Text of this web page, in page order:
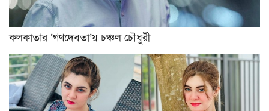
কলকাতার ‘গণদেবতা’য় চঞ্চল চৌধুরী